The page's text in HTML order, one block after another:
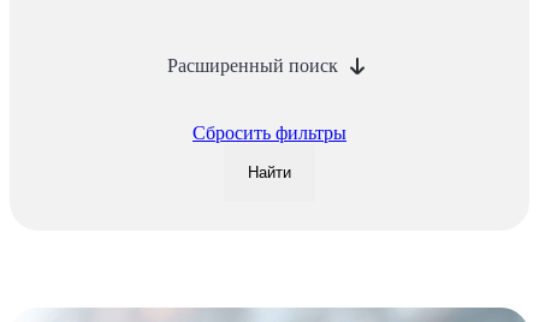
Расширенный поиск
Сбросить фильтры
Найти